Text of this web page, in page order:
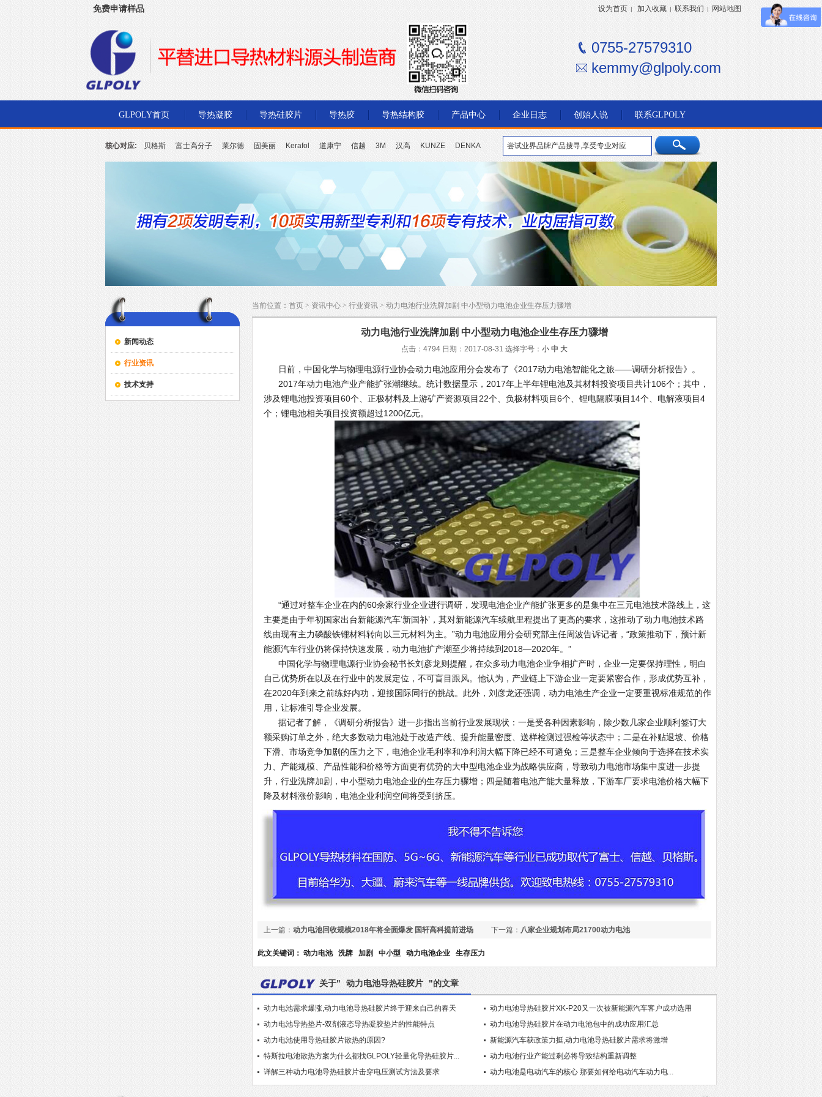
免费申请样品 设为首页 | 加入收藏 | 联系我们 | 网站地图
0755-27579310
kemmy@glpoly.com
GLPOLY首页 导热凝胶 导热硅胶片 导热胶 导热结构胶 产品中心 企业日志 创始人说 联系GLPOLY
核心对应: 贝格斯 富士高分子 莱尔德 固美丽 Kerafol 道康宁 信越 3M 汉高 KUNZE DENKA
新闻动态
行业资讯
技术支持
当前位置： 首页 > 资讯中心 > 行业资讯 > 动力电池行业洗牌加剧 中小型动力电池企业生存压力骤增
动力电池行业洗牌加剧 中小型动力电池企业生存压力骤增
点击：4794 日期：2017-08-31 选择字号： 小 中 大
日前，中国化学与物理电源行业协会动力电池应用分会发布了《2017动力电池智能化之旅——调研分析报告》。
2017年动力电池产业产能扩张潮继续。统计数据显示，2017年上半年锂电池及其材料投资项目共计106个；其中，
涉及锂电池投资项目60个、正极材料及上游矿产资源项目22个、负极材料项目6个、锂电隔膜项目14个、电解液项目4
个；锂电池相关项目投资额超过1200亿元。
“通过对整车企业在内的60余家行业企业进行调研，发现电池企业产能扩张更多的是集中在三元电池技术路线上，这
主要是由于年初国家出台新能源汽车‘新国补’，其对新能源汽车续航里程提出了更高的要求，这推动了动力电池技术路
线由现有主力磷酸铁锂材料转向以三元材料为主。”动力电池应用分会研究部主任周波告诉记者，“政策推动下，预计新
能源汽车行业仍将保持快速发展，动力电池扩产潮至少将持续到2018—2020年。”
中国化学与物理电源行业协会秘书长刘彦龙则提醒，在众多动力电池企业争相扩产时，企业一定要保持理性，明白
自己优势所在以及在行业中的发展定位，不可盲目跟风。他认为，产业链上下游企业一定要紧密合作，形成优势互补，
在2020年到来之前练好内功，迎接国际同行的挑战。此外，刘彦龙还强调，动力电池生产企业一定要重视标准规范的作
用，让标准引导企业发展。
据记者了解，《调研分析报告》进一步指出当前行业发展现状：一是受各种因素影响，除少数几家企业顺利签订大
额采购订单之外，绝大多数动力电池处于改造产线、提升能量密度、送样检测过强检等状态中；二是在补贴退坡、价格
下滑、市场竞争加剧的压力之下，电池企业毛利率和净利润大幅下降已经不可避免；三是整车企业倾向于选择在技术实
力、产能规模、产品性能和价格等方面更有优势的大中型电池企业为战略供应商，导致动力电池市场集中度进一步提
升，行业洗牌加剧，中小型动力电池企业的生存压力骤增；四是随着电池产能大量释放，下游车厂要求电池价格大幅下
降及材料涨价影响，电池企业利润空间将受到挤压。
上一篇： 动力电池回收规模2018年将全面爆发 国轩高科提前进场 下一篇： 八家企业规划布局21700动力电池
此文关键词： 动力电池 洗牌 加剧 中小型 动力电池企业 生存压力
关于" 动力电池导热硅胶片 "的文章
动力电池需求爆涨,动力电池导热硅胶片终于迎来自己的春天
动力电池导热硅胶片XK-P20又一次被新能源汽车客户成功选用
动力电池导热垫片-双剂液态导热凝胶垫片的性能特点
动力电池导热硅胶片在动力电池包中的成功应用汇总
动力电池使用导热硅胶片散热的原因?
新能源汽车获政策力挺,动力电池导热硅胶片需求将激增
特斯拉电池散热方案为什么都找GLPOLY轻量化导热硅胶片...
动力电池行业产能过剩必将导致结构重新调整
详解三种动力电池导热硅胶片击穿电压测试方法及要求
动力电池是电动汽车的核心 那要如何给电动汽车动力电...